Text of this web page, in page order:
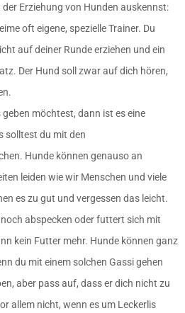
Erziehung von Hunden auskennst:
oft eigene, spezielle Trainer. Du
auf deiner Runde erziehen und ein
Der Hund soll zwar auf dich hören,
möchtest, dann ist es eine
solltest du mit den
Hunde können genauso an
leiden wie wir Menschen und viele
es zu gut und vergessen das leicht.
abspecken oder futtert sich mit
kein Futter mehr. Hunde können ganz
du mit einem solchen Gassi gehen
aber pass auf, dass er dich nicht zu
allem nicht, wenn es um Leckerlis